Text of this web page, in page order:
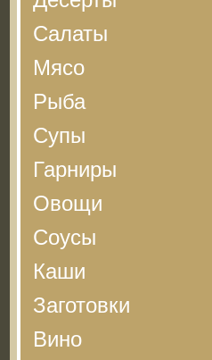
Салаты
Мясо
Рыба
Супы
Гарниры
Овощи
Соусы
Каши
Заготовки
Вино